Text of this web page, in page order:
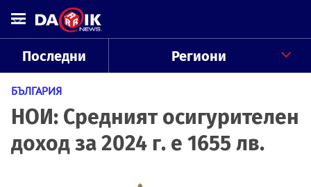
Последни Региони
БЪЛГАРИЯ
НОИ: Средният осигурителен
доход за 2024 г. е 1655 лв.